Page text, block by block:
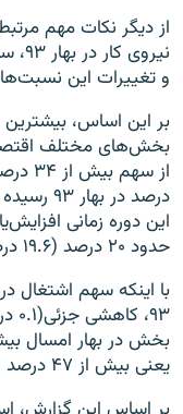
از دیگر نکات مهم
و تغییرات این
بر این اساس،
بخش‌های مختلف
درصد
حدود ۲۰ درصد (۱۹.۶ درصد) رسیده است.
بخش در بهار امسال
یعنی بیش از ۴۷ درصد (۴۷.۳) را به خود اختصاص داد.